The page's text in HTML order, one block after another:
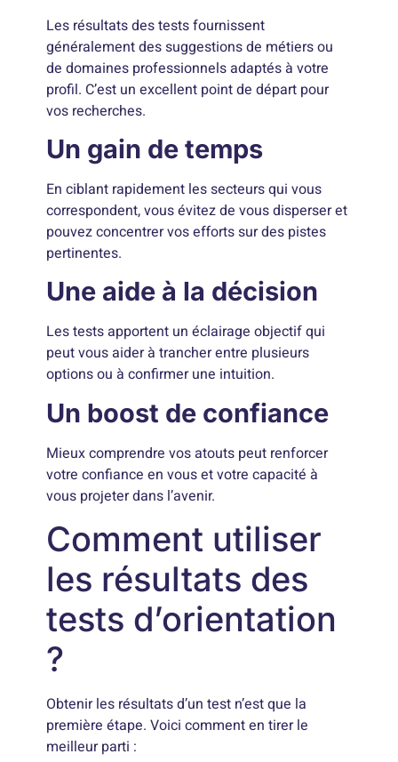
Les résultats des tests fournissent
généralement des suggestions de métiers ou
de domaines professionnels adaptés à votre
profil. C’est un excellent point de départ pour
vos recherches.
Un gain de temps
En ciblant rapidement les secteurs qui vous
correspondent, vous évitez de vous disperser et
pouvez concentrer vos efforts sur des pistes
pertinentes.
Une aide à la décision
Les tests apportent un éclairage objectif qui
peut vous aider à trancher entre plusieurs
options ou à confirmer une intuition.
Un boost de confiance
Mieux comprendre vos atouts peut renforcer
votre confiance en vous et votre capacité à
vous projeter dans l’avenir.
Comment utiliser
les résultats des
tests d’orientation
?
Obtenir les résultats d’un test n’est que la
première étape. Voici comment en tirer le
meilleur parti :